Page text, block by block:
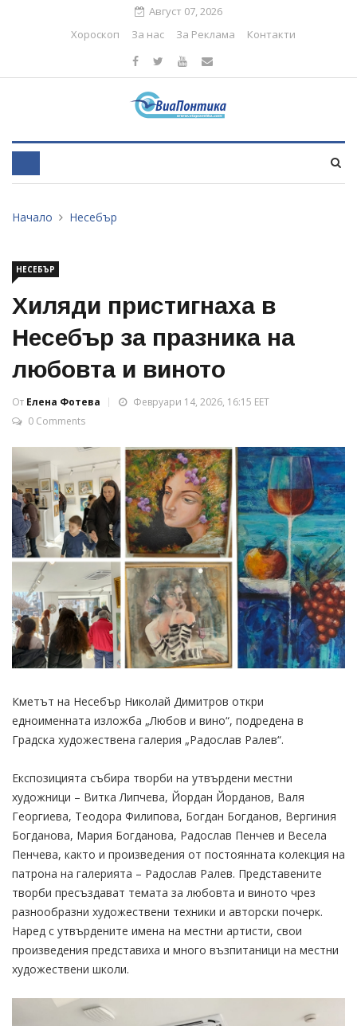
Август 07, 2026
Хороскоп
За нас За Реклама Контакти
Начало Несебър
НЕСЕБЪР
Хиляди пристигнаха в
Несебър за празника на
любовта и виното
От Елена Фотева
Февруари 14, 2026, 16:15 EET
0 Comments
Кметът на Несебър Николай Димитров откри
едноименната изложба „Любов и вино“, подредена в
Градска художествена галерия „Радослав Ралев“.
Експозицията събира творби на утвърдени местни
художници – Витка Липчева, Йордан Йорданов, Валя
Георгиева, Теодора Филипова, Богдан Богданов, Вергиния
Богданова, Мария Богданова, Радослав Пенчев и Весела
Пенчева, както и произведения от постоянната колекция на
патрона на галерията – Радослав Ралев. Представените
творби пресъздават темата за любовта и виното чрез
разнообразни художествени техники и авторски почерк.
Наред с утвърдените имена на местни артисти, свои
произведения представиха и много възпитаници на местни
художествени школи.